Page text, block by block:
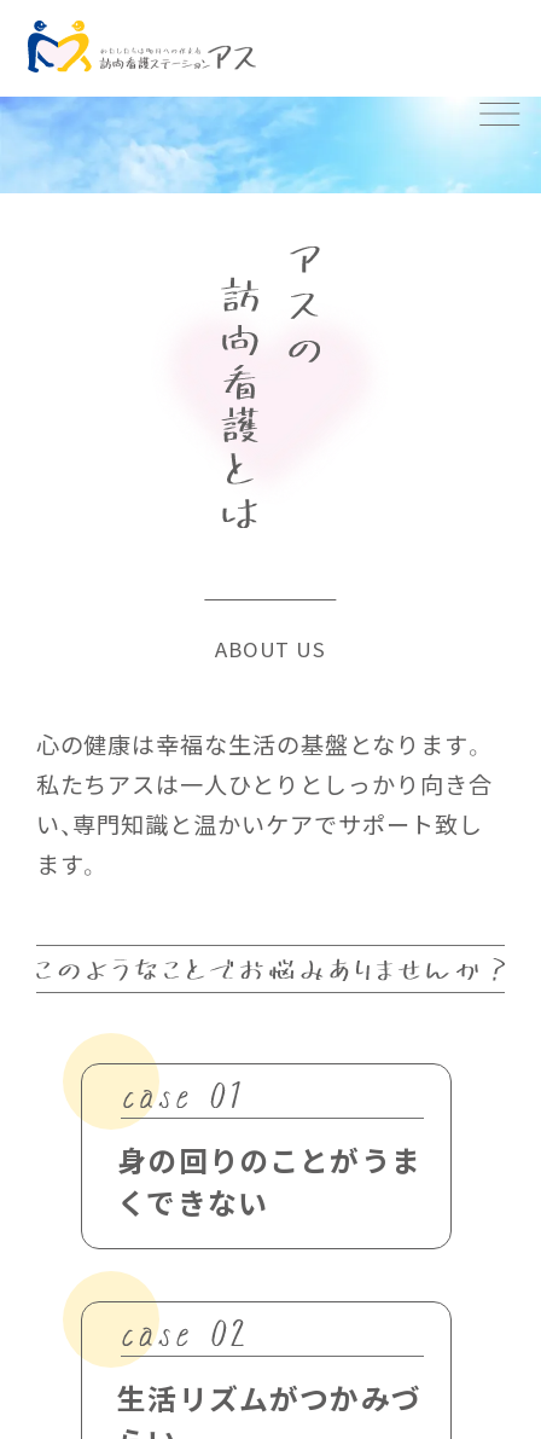
ABOUT US
心の健康は幸福な生活の基盤となります。
私たちアスは一人ひとりとしっかり向き合
い、専門知識と温かいケアでサポート致し
ます。
身の回りのことがうま
くできない
生活リズムがつかみづ